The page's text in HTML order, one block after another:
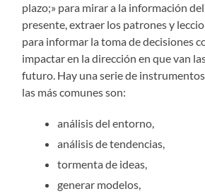
plazo;» para mirar a la información
presente, extraer los patrones y
para informar la toma de decisiones
impactar en la dirección en que van
futuro. Hay una serie de
las más comunes son:
análisis del entorno,
análisis de tendencias,
tormenta de ideas,
generar modelos,